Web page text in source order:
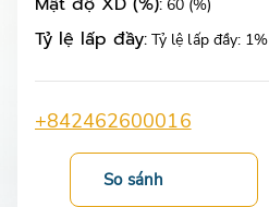
60 (%)
Tỷ lệ lấp đầy: Tỷ lệ lấp đầy: 1%
+842462600016
So sánh